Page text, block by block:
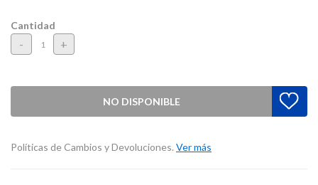
Cantidad
- +
NO DISPONIBLE
Políticas de Cambios y Devoluciones. Ver más